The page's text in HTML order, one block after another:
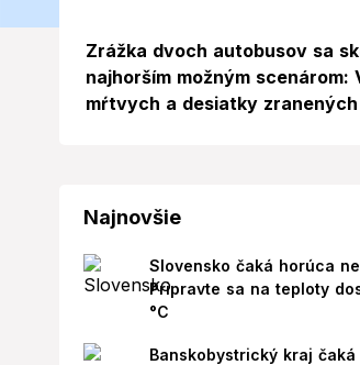
Zrážka dvoch autobusov sa
najhorším možným scenárom:
mŕtvych a desiatky zranených
Najnovšie
Slovensko čaká horúca
Pripravte sa na teploty
°C
Banskobystrický kraj